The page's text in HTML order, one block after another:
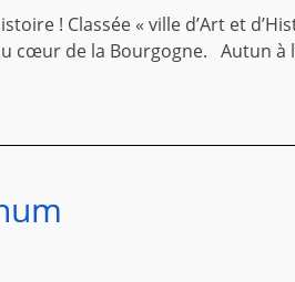
! Classée « ville d’Art et
de la Bourgogne. Autun à